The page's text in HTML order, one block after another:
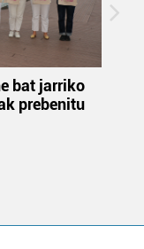
bat jarriko
prebenitu